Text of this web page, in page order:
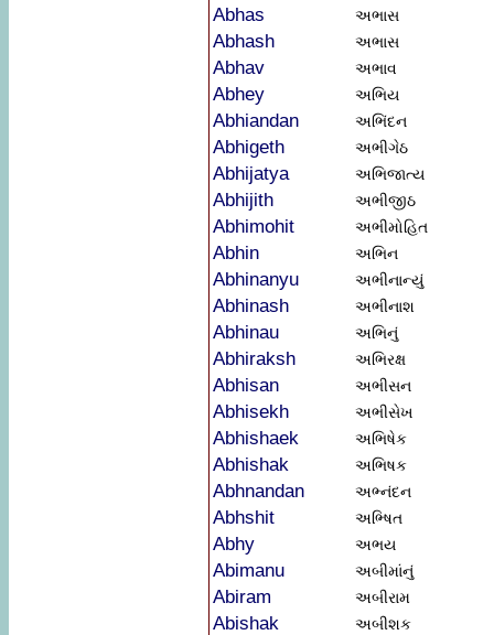
Abhas અભાસ
Abhash અભાસ
Abhav અભાવ
Abhey અભિય
Abhiandan અભિંદન
Abhigeth અભીગેઠ
Abhijatya અભિજાત્ય
Abhijith અભીજીઠ
Abhimohit અભીમોહિત
Abhin અભિન
Abhinanyu અભીનાન્યું
Abhinash અભીનાશ
Abhinau અભિનું
Abhiraksh અભિરક્ષ
Abhisan અભીસન
Abhisekh અભીસેખ
Abhishaek અભિષેક
Abhishak અભિષક
Abhnandan અભ્નંદન
Abhshit અભ્ષિત
Abhy અભય
Abimanu અબીમાંનું
Abiram અબીરામ
Abishak અબીશક